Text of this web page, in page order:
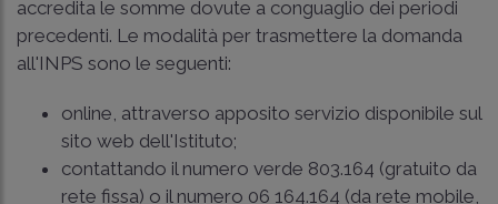
accredita le somme dovute a conguaglio dei periodi
precedenti. Le modalità per trasmettere la domanda
all'INPS sono le seguenti:
online, attraverso apposito servizio disponibile sul
sito web dell'Istituto;
contattando il numero verde 803.164 (gratuito da
rete fissa) o il numero 06 164.164 (da rete mobile,